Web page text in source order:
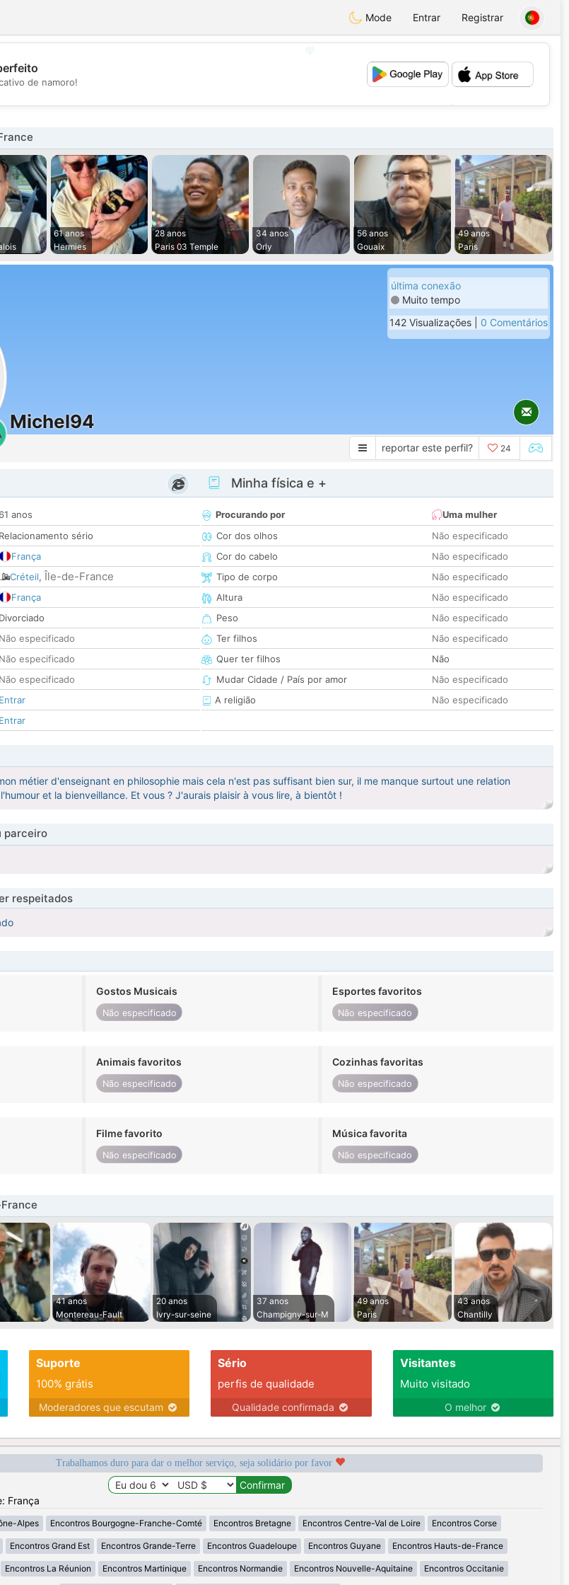
Mode Entrar Registrar
💕
de namoro!
61 anos
Hermies
28 anos
Paris 03 Temple
34 anos
Orly
56 anos
Gouaix
49 anos
Paris
Michel94
última conexão
Muito tempo
142 Visualizações | 0 Comentários
reportar este perfil? 24
anos
Relacionamento sério
França
Créteil, Île-de-France
França
Divorciado
Não especificado
Não especificado
Não especificado
Entrar
Entrar
Minha física e +
Procurando por
Uma mulher
Cor dos olhos
Não especificado
Cor do cabelo
Não especificado
Tipo de corpo
Não especificado
Altura
Não especificado
Peso
Não especificado
Ter filhos
Não especificado
Quer ter filhos
Não
Mudar Cidade / País por amor
Não especificado
A religião
Não especificado
métier d'enseignant en philosophie mais cela n'est pas suffisant bien sur, il me manque surtout une relation
et la bienveillance. Et vous ? J'aurais plaisir à vous lire, à bientôt !
parceiro
respeitados
Gostos Musicais
Não especificado
Esportes favoritos
Não especificado
Animais favoritos
Não especificado
Cozinhas favoritas
Não especificado
Filme favorito
Não especificado
Música favorita
Não especificado
41 anos
Montereau-Fault
20 anos
Ivry-sur-seine
37 anos
Champigny-sur-M
49 anos
Paris
43 anos
Chantilly
Suporte
100% grátis
Moderadores que escutam
Sério
perfis de qualidade
Qualidade confirmada
Visitantes
Muito visitado
O melhor
Trabalhamos duro para dar o melhor serviço, seja solidário por favor
França
Alpes Encontros Bourgogne-Franche-Comté Encontros Bretagne Encontros Centre-Val de Loire Encontros Corse
Encontros Grand Est Encontros Grande-Terre Encontros Guadeloupe Encontros Guyane Encontros Hauts-de-France
Encontros La Réunion Encontros Martinique Encontros Normandie Encontros Nouvelle-Aquitaine Encontros Occitanie